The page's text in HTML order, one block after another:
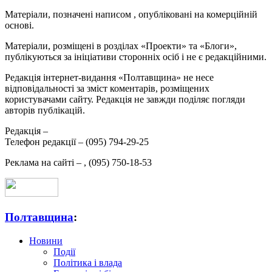
Матеріали, позначені написом , опубліковані на комерційній
основі.
Матеріали, розміщені в розділах «Проекти» та «Блоги»,
публікуються за ініціативи сторонніх осіб і не є редакційними.
Редакція інтернет-видання «Полтавщина» не несе
відповідальності за зміст коментарів, розміщених
користувачами сайту. Редакція не завжди поділяє погляди
авторів публікацій.
Редакція –
Телефон редакції – (095) 794-29-25
Реклама на сайті – , (095) 750-18-53
Полтавщина:
Новини
Події
Політика і влада